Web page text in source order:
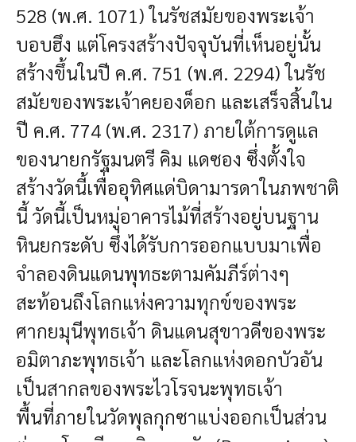
528 (พ.ศ. 1071) ในรัชสมัยของพระเจ้า
บอบฮึง แต่โครงสร้างปัจจุบันที่เห็นอยู่นั้น
สร้างขึ้นในปี ค.ศ. 751 (พ.ศ. 2294) ในรัช
สมัยของพระเจ้าคยองด็อก และเสร็จสิ้นใน
ปี ค.ศ. 774 (พ.ศ. 2317) ภายใต้การดูแล
ของนายกรัฐมนตรี คิม แดซอง ซึ่งตั้งใจ
สร้างวัดนี้เพื่ออุทิศแด่บิดามารดาในภพชาติ
นี้ วัดนี้เป็นหมู่อาคารไม้ที่สร้างอยู่บนฐาน
หินยกระดับ ซึ่งได้รับการออกแบบมาเพื่อ
จำลองดินแดนพุทธะตามคัมภีร์ต่างๆ
สะท้อนถึงโลกแห่งความทุกข์ของพระ
ศากยมุนีพุทธเจ้า ดินแดนสุขาวดีของพระ
อมิตาภะพุทธเจ้า และโลกแห่งดอกบัวอัน
เป็นสากลของพระไวโรจนะพุทธเจ้า
พื้นที่ภายในวัดพุลกุกซาแบ่งออกเป็นส่วน